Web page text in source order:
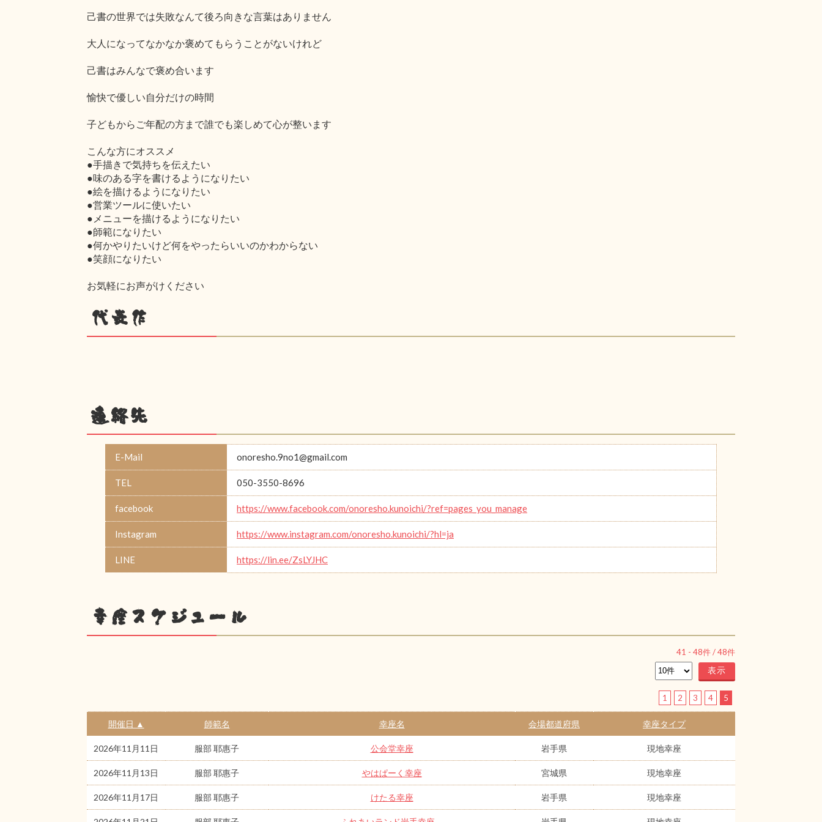
己書の世界では失敗なんて後ろ向きな言葉はありません
大人になってなかなか褒めてもらうことがないけれど
己書はみんなで褒め合います
愉快で優しい自分だけの時間
子どもからご年配の方まで誰でも楽しめて心が整います
こんな方にオススメ
●手描きで気持ちを伝えたい
●味のある字を書けるようになりたい
●絵を描けるようになりたい
●営業ツールに使いたい
●メニューを描けるようになりたい
●師範になりたい
●何かやりたいけど何をやったらいいのかわからない
●笑顔になりたい
お気軽にお声がけください
代表作
連絡先
E-Mail onoresho.9no1@gmail.com
TEL 050-3550-8696
facebook https://www.facebook.com/onoresho.kunoichi/?ref=pages_you_manage
Instagram https://www.instagram.com/onoresho.kunoichi/?hl=ja
LINE https://lin.ee/ZsLYJHC
幸座スケジュール
41 - 48件 /48件
1 2 3 4 5
開催日 ▲ 師範名 幸座名 会場都道府県 幸座タイプ
2026年11月11日 服部 耶惠子 公会堂幸座 岩手県 現地幸座
2026年11月13日 服部 耶惠子 やはぱーく幸座 宮城県 現地幸座
2026年11月17日 服部 耶惠子 けたる幸座 岩手県 現地幸座